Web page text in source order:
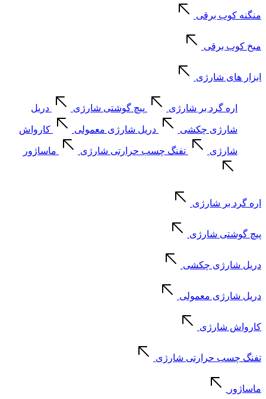
منگنه کوب برقی
میخ کوب برقی
ابزار های شارژی
اره گرد بر شارژی پیچ گوشتی شارژی دریل
شارژی چکشی دریل شارژی معمولی کارواش
شارژی تفنگ چسب حرارتی شارژی ماساژور
اره گرد بر شارژی
پیچ گوشتی شارژی
دریل شارژی چکشی
دریل شارژی معمولی
کارواش شارژی
تفنگ چسب حرارتی شارژی
ماساژور